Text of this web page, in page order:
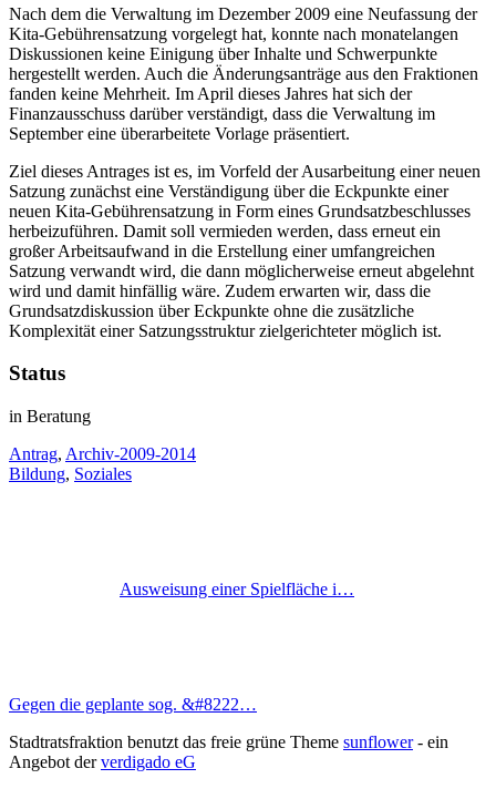
Nach dem die Verwaltung im Dezember 2009 eine Neufassung der
Kita-Gebührensatzung vorgelegt hat, konnte nach monatelangen
Diskussionen keine Einigung über Inhalte und Schwerpunkte
hergestellt werden. Auch die Änderungsanträge aus den Fraktionen
fanden keine Mehrheit. Im April dieses Jahres hat sich der
Finanzausschuss darüber verständigt, dass die Verwaltung im
September eine überarbeitete Vorlage präsentiert.
Ziel dieses Antrages ist es, im Vorfeld der Ausarbeitung einer neuen
Satzung zunächst eine Verständigung über die Eckpunkte einer
neuen Kita-Gebührensatzung in Form eines Grundsatzbeschlusses
herbeizuführen. Damit soll vermieden werden, dass erneut ein
großer Arbeitsaufwand in die Erstellung einer umfangreichen
Satzung verwandt wird, die dann möglicherweise erneut abgelehnt
wird und damit hinfällig wäre. Zudem erwarten wir, dass die
Grundsatzdiskussion über Eckpunkte ohne die zusätzliche
Komplexität einer Satzungsstruktur zielgerichteter möglich ist.
Status
in Beratung
Antrag, Archiv-2009-2014
Bildung, Soziales
Ausweisung einer Spielfläche i…
Gegen die geplante sog. &#8222…
Stadtratsfraktion benutzt das freie grüne Theme sunflower‐ ein
Angebot derverdigado eG